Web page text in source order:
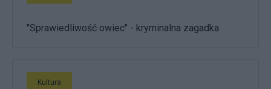
"Sprawiedliwość owiec" - kryminalna zagadka
Kultura